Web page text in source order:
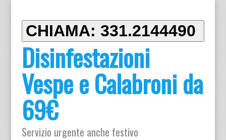
CHIAMA: 331.2144490
Disinfestazioni
Vespe e Calabroni da
69€
Servizio urgente anche festivo